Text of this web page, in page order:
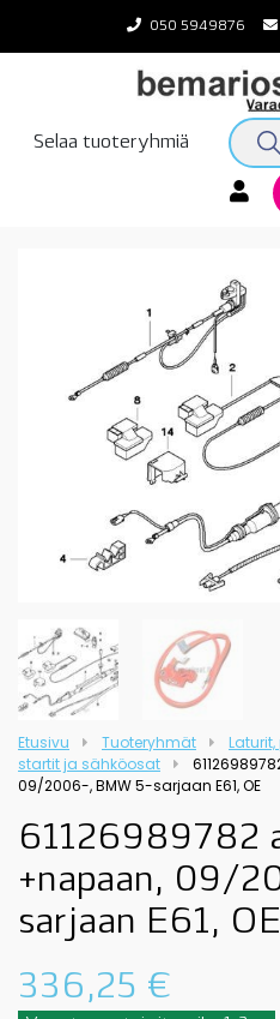
content
050 5949876
Selaa tuoteryhmiä
Etusivu Tuoteryhmät
startit ja sähköosat
09/2006-, BMW 5-sarjaan E61, OE
61126989782
+napaan, 09/
sarjaan E61, OE
336,25 €